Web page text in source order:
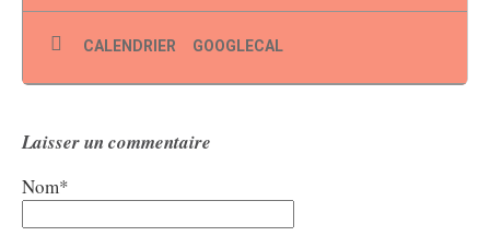
Pays
CALENDRIER GOOGLECAL
Laisser un commentaire
Nom*